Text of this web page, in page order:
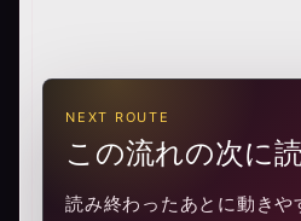
NEXT ROUTE
この流れの次に読
読み終わったあとに動きや